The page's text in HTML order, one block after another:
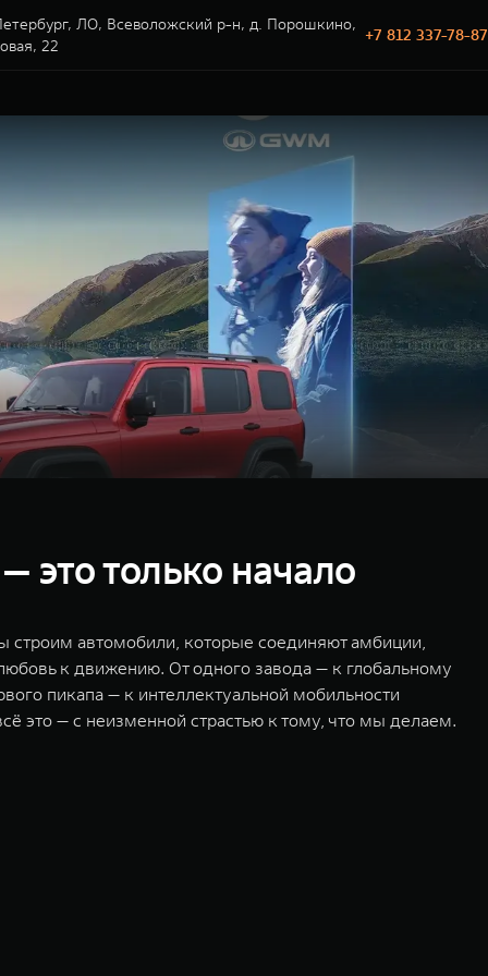
ЛО, Всеволожский р-н, д. Порошкино,
22
+7 812 337-78-87
это только начало
строим автомобили, которые соединяют амбиции,
к движению. От одного завода — к глобальному
пикапа — к интеллектуальной мобильности
это — с неизменной страстью к тому, что мы делаем.